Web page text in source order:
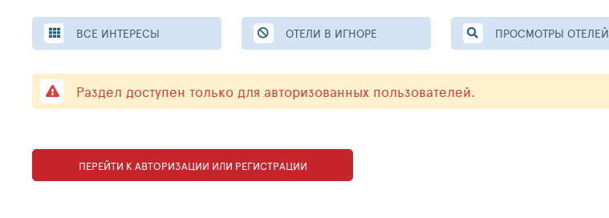
ВСЕ ИНТЕРЕСЫ ОТЕЛИ В ИГНОРЕ ПРОСМОТРЫ ОТЕЛЕЙ
Раздел доступен только для авторизованных пользователей.
ПЕРЕЙТИ К АВТОРИЗАЦИИ ИЛИ РЕГИСТРАЦИИ